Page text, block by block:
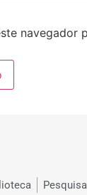
navegador